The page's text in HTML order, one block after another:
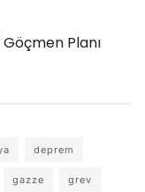
Planı
deprem
gazze grev